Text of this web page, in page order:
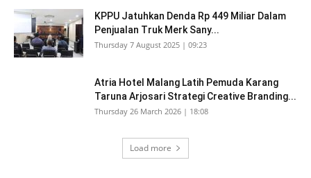
KPPU Jatuhkan Denda Rp 449 Miliar Dalam
Penjualan Truk Merk Sany...
Thursday 7 August 2025 | 09:23
Atria Hotel Malang Latih Pemuda Karang
Taruna Arjosari Strategi Creative Branding...
Thursday 26 March 2026 | 18:08
Load more